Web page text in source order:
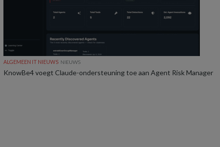
ALGEMEEN IT NIEUWS NIEUWS
KnowBe4 voegt Claude-ondersteuning toe aan Agent Risk Manager